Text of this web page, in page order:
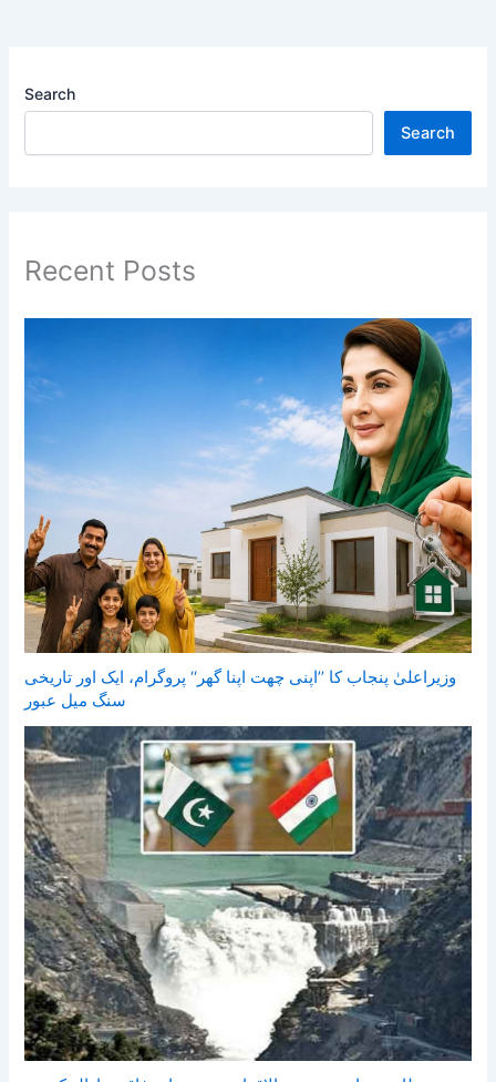
Search
Search
Recent Posts
وزیراعلیٰ پنجاب کا ’’اپنی چھت اپنا گھر‘‘ پروگرام، ایک اور تاریخی
سنگ میل عبور